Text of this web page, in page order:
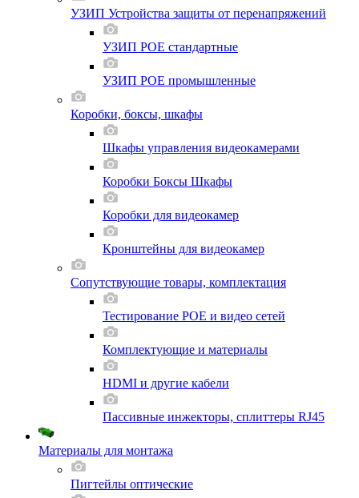
УЗИП Устройства защиты от перенапряжений
УЗИП POE стандартные
УЗИП POE промышленные
Коробки, боксы, шкафы
Шкафы управления видеокамерами
Коробки Боксы Шкафы
Коробки для видеокамер
Кронштейны для видеокамер
Сопутствующие товары, комплектация
Тестирование POE и видео сетей
Комплектующие и материалы
HDMI и другие кабели
Пассивные инжекторы, сплиттеры RJ45
Материалы для монтажа
Пигтейлы оптические